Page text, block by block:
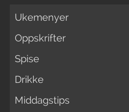
Ukemenyer
Oppskrifter
Spise
Drikke
Middagstips